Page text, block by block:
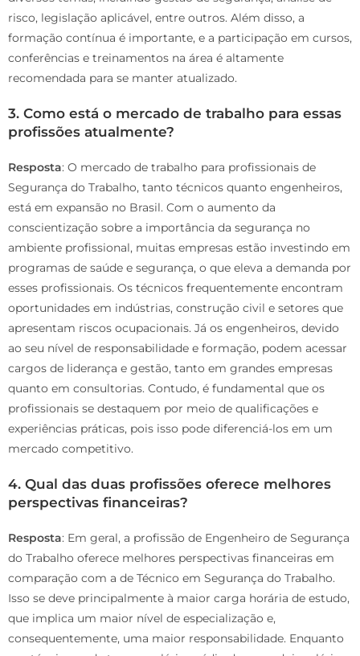
risco, legislação aplicável, entre outros. Além disso, a
formação contínua é importante, e a participação em cursos,
conferências e treinamentos na área é altamente
recomendada para se manter atualizado.
3. Como está o mercado de trabalho para essas
profissões atualmente?
Resposta: O mercado de trabalho para profissionais de
Segurança do Trabalho, tanto técnicos quanto engenheiros,
está em expansão no Brasil. Com o aumento da
conscientização sobre a importância da segurança no
ambiente profissional, muitas empresas estão investindo em
programas de saúde e segurança, o que eleva a demanda por
esses profissionais. Os técnicos frequentemente encontram
oportunidades em indústrias, construção civil e setores que
apresentam riscos ocupacionais. Já os engenheiros, devido
ao seu nível de responsabilidade e formação, podem acessar
cargos de liderança e gestão, tanto em grandes empresas
quanto em consultorias. Contudo, é fundamental que os
profissionais se destaquem por meio de qualificações e
experiências práticas, pois isso pode diferenciá-los em um
mercado competitivo.
4. Qual das duas profissões oferece melhores
perspectivas financeiras?
Resposta: Em geral, a profissão de Engenheiro de Segurança
do Trabalho oferece melhores perspectivas financeiras em
comparação com a de Técnico em Segurança do Trabalho.
Isso se deve principalmente à maior carga horária de estudo,
que implica um maior nível de especialização e,
consequentemente, uma maior responsabilidade. Enquanto